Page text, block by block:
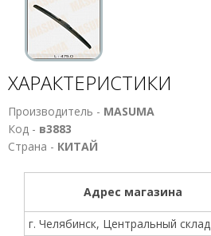
ХАРАКТЕРИСТИКИ
Производитель - MASUMA
Код - в3883
Страна - КИТАЙ
Адрес магазина
г. Челябинск, Центральный склад